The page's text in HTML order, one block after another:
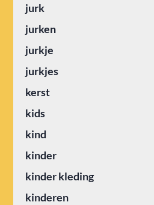
jurk
jurken
jurkje
jurkjes
kerst
kids
kind
kinder
kinder kleding
kinderen